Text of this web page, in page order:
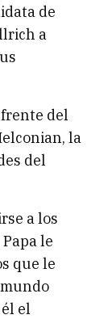
de
a
del
la
del
a los
le
que le
el